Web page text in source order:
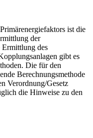
ist die
der
Ermittlung des
gibt es
Die für den
Berechnungsmethode
Verordnung/Gesetz
die Hinweise zu den